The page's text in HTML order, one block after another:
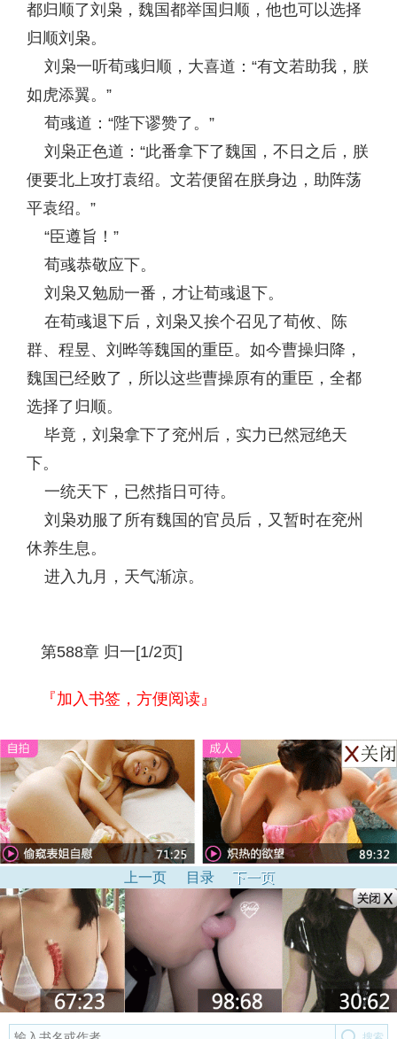
都归顺了刘枭，魏国都举国归顺，他也可以选择
归顺刘枭。
刘枭一听荀彧归顺，大喜道：“有文若助我，朕
如虎添翼。”
荀彧道：“陛下谬赞了。”
刘枭正色道：“此番拿下了魏国，不日之后，朕
便要北上攻打袁绍。文若便留在朕身边，助阵荡
平袁绍。”
“臣遵旨！”
荀彧恭敬应下。
刘枭又勉励一番，才让荀彧退下。
在荀彧退下后，刘枭又挨个召见了荀攸、陈
群、程昱、刘晔等魏国的重臣。如今曹操归降，
魏国已经败了，所以这些曹操原有的重臣，全都
选择了归顺。
毕竟，刘枭拿下了兖州后，实力已然冠绝天
下。
一统天下，已然指日可待。
刘枭劝服了所有魏国的官员后，又暂时在兖州
休养生息。
进入九月，天气渐凉。
第588章 归一[1/2页]
『加入书签，方便阅读』
上一页 目录 下一页